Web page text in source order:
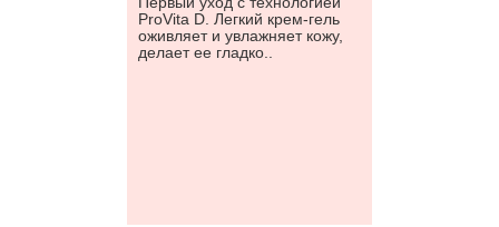
ProVita D. Легкий крем-гель
оживляет и увлажняет кожу,
делает ее гладко..